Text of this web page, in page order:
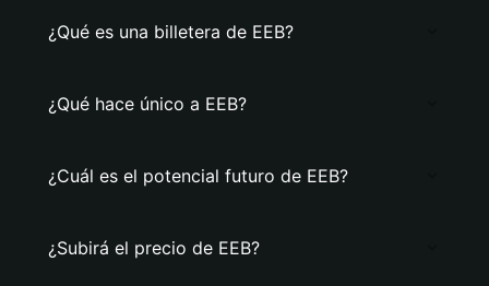
¿Qué es una billetera de EEB?
¿Qué hace único a EEB?
¿Cuál es el potencial futuro de EEB?
¿Subirá el precio de EEB?